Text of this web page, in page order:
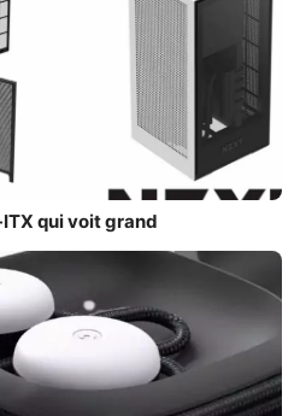
qui voit grand